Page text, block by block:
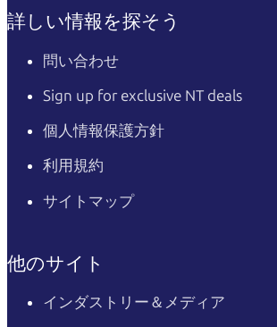
詳しい情報を探そう
問い合わせ
Sign up for exclusive NT deals
個人情報保護方針
利用規約
サイトマップ
他のサイト
インダストリー＆メディア